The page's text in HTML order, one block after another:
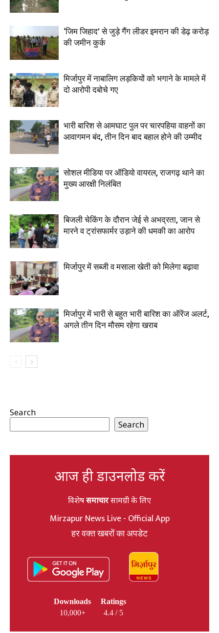
‘जिम जिहाद’ से जुड़े गैंग लीडर इमरान की डेढ़ करोड़
की जमीन कुर्क
मिर्जापुर में नाबालिग लड़कियों को भगाने के मामले में
दो आरोपी दबोचे गए
भारी बारिश से आमघाट पुल पर चारपहिया वाहनों का
आवागमन बंद, तीन दिन बाद बहाल होने की उम्मीद
सोशल मीडिया पर ऑडियो वायरल, राजगढ़ थाने का
मुख्य आरक्षी निलंबित
बिजली चेकिंग के दौरान जेई से अभद्रता, जान से
मारने व ट्रांसफार्मर उड़ाने की धमकी का आरोप
मिर्जापुर में सब्जी व मसाला खेती को मिलेगा बढ़ावा
मिर्जापुर में भारी से बहुत भारी बारिश का ऑरेंज अलर्ट,
अगले तीन दिन मौसम रहेगा खराब
Search
Search
आज ही डाउनलोड करें
विशेषसमाचारसामग्री के लिए
Mirzapur News Live - Official App
हर वक्त खबरों का अपडेट
Downloads
10,000+
Ratings
4.4 / 5